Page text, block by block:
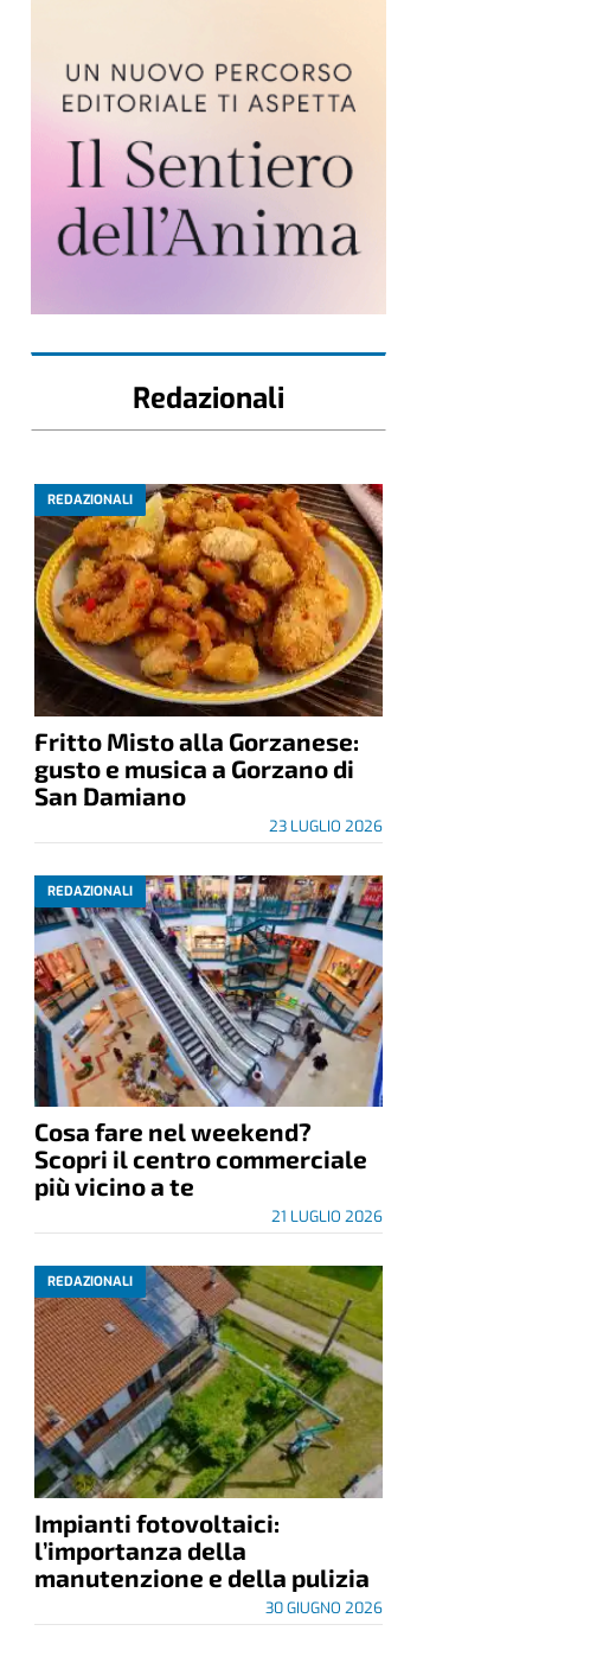
Redazionali
REDAZIONALI
Fritto Misto alla Gorzanese:
gusto e musica a Gorzano di
San Damiano
23 LUGLIO 2026
REDAZIONALI
Cosa fare nel weekend?
Scopri il centro commerciale
più vicino a te
21 LUGLIO 2026
REDAZIONALI
Impianti fotovoltaici:
l’importanza della
manutenzione e della pulizia
30 GIUGNO 2026